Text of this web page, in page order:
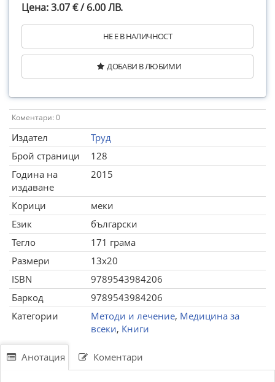
Цена: 3.07 € / 6.00 ЛВ.
НЕ Е В НАЛИЧНОСТ
ДОБАВИ В ЛЮБИМИ
Коментари: 0
Издател
Труд
Брой страници
128
Година на
издаване
2015
Корици
меки
Език
български
Тегло
171 грама
Размери
13x20
ISBN
9789543984206
Баркод
9789543984206
Категории
Методи и лечение, Медицина за
всеки, Книги
Анотация Коментари